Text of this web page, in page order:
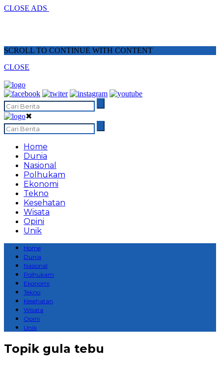
CLOSE ADS
SCROLL TO CONTINUE WITH CONTENT
CLOSE
✖
Home
Dunia
Nasional
Polhukam
Ekonomi
Tekno
Kesehatan
Wisata
Opini
Unik
Home
Dunia
Nasional
Polhukam
Ekonomi
Tekno
Kesehatan
Wisata
Opini
Unik
Topik gula tebu